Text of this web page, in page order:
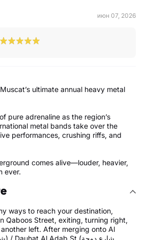
июн 07, 2026
ultimate annual heavy metal
pure adrenaline as the region’s
metal bands take over the
performances, crushing riffs, and
comes alive—louder, heavier,
ever.
ways to reach your destination,
Qaboos Street, exiting, turning right,
left. After merging onto Al